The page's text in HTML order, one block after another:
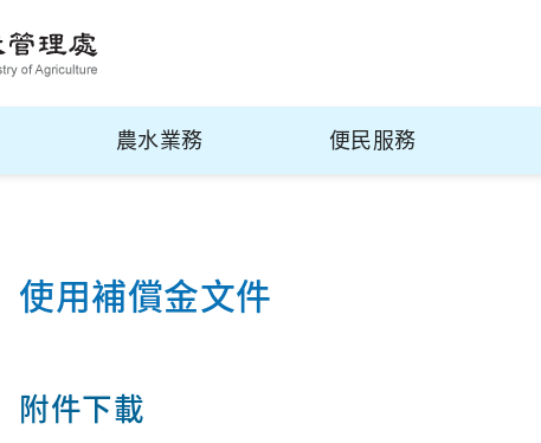
農水業務 便民服務
使用補償金文件
附件下載